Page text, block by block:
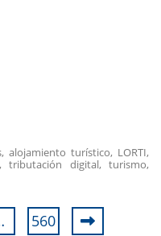
alojamiento turístico, LORTI,
tributación digital, turismo,
560